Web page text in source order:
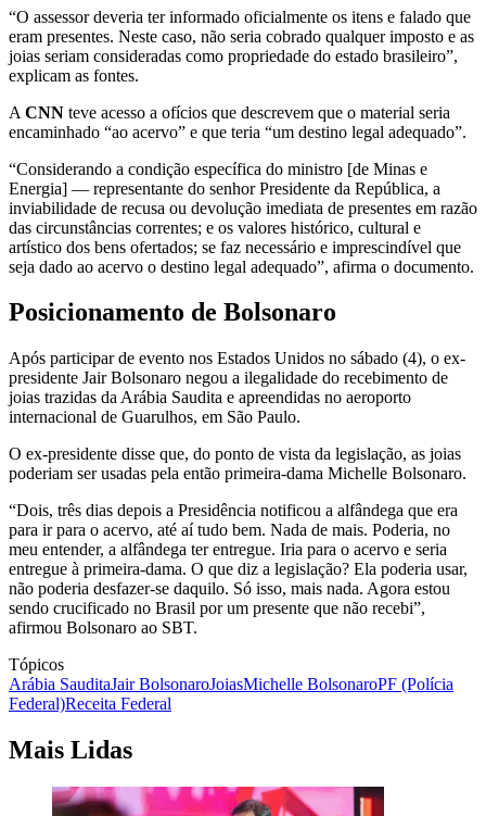
“O assessor deveria ter informado oficialmente os itens e falado que
eram presentes. Neste caso, não seria cobrado qualquer imposto e as
joias seriam consideradas como propriedade do estado brasileiro”,
explicam as fontes.
A CNN teve acesso a ofícios que descrevem que o material seria
encaminhado “ao acervo” e que teria “um destino legal adequado”.
“Considerando a condição específica do ministro [de Minas e
Energia] — representante do senhor Presidente da República, a
inviabilidade de recusa ou devolução imediata de presentes em razão
das circunstâncias correntes; e os valores histórico, cultural e
artístico dos bens ofertados; se faz necessário e imprescindível que
seja dado ao acervo o destino legal adequado”, afirma o documento.
Posicionamento de Bolsonaro
Após participar de evento nos Estados Unidos no sábado (4), o ex-
presidente Jair Bolsonaro negou a ilegalidade do recebimento de
joias trazidas da Arábia Saudita e apreendidas no aeroporto
internacional de Guarulhos, em São Paulo.
O ex-presidente disse que, do ponto de vista da legislação, as joias
poderiam ser usadas pela então primeira-dama Michelle Bolsonaro.
“Dois, três dias depois a Presidência notificou a alfândega que era
para ir para o acervo, até aí tudo bem. Nada de mais. Poderia, no
meu entender, a alfândega ter entregue. Iria para o acervo e seria
entregue à primeira-dama. O que diz a legislação? Ela poderia usar,
não poderia desfazer-se daquilo. Só isso, mais nada. Agora estou
sendo crucificado no Brasil por um presente que não recebi”,
afirmou Bolsonaro ao SBT.
Tópicos
Arábia SauditaJair BolsonaroJoiasMichelle BolsonaroPF (Polícia
Federal)Receita Federal
Mais Lidas